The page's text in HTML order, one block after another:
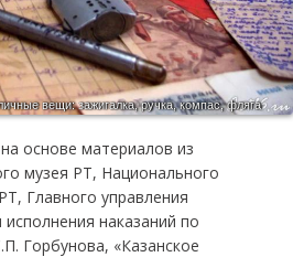
вещи: зажигалка, ручка, компас, фляга
основе материалов из
музея РТ, Национального
Главного управления
наказаний по
Горбунова, «Казанское